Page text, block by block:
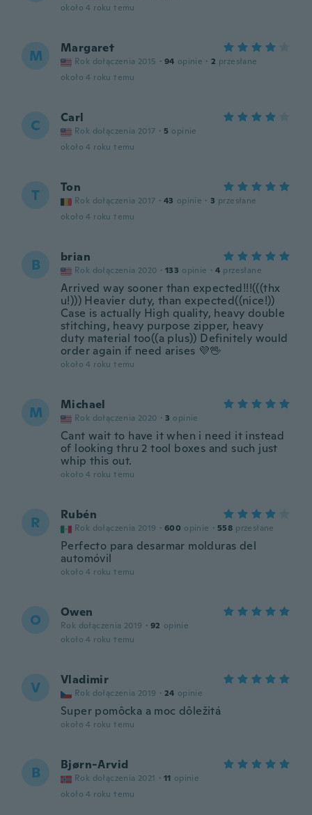
około 4 roku temu
M Margaret
Rok dołączenia 2015 · 94 opinie · 2 przesłane
około 4 roku temu
C Carl
Rok dołączenia 2017 · 5 opinie
około 4 roku temu
T Ton
Rok dołączenia 2017 · 43 opinie · 3 przesłane
około 4 roku temu
B brian
Rok dołączenia 2020 · 133 opinie · 4 przesłane
Arrived way sooner than expected!!!(((thx
u!))) Heavier duty, than expected((nice!))
Case is actually High quality, heavy double
stitching, heavy purpose zipper, heavy
duty material too((a plus)) Definitely would
order again if need arises 💜🖖
około 4 roku temu
M Michael
Rok dołączenia 2020 · 3 opinie
Cant wait to have it when i need it instead
of looking thru 2 tool boxes and such just
whip this out.
około 4 roku temu
R Rubén
Rok dołączenia 2019 · 600 opinie · 558 przesłane
Perfecto para desarmar molduras del
automóvil
około 4 roku temu
O Owen
Rok dołączenia 2019 · 92 opinie
około 4 roku temu
V Vladimir
Rok dołączenia 2019 · 24 opinie
Super pomôcka a moc dôležitá
około 4 roku temu
B Bjørn-Arvid
Rok dołączenia 2021 · 11 opinie
około 4 roku temu